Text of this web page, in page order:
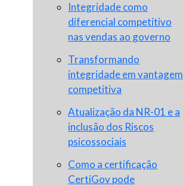
Integridade como
diferencial competitivo
nas vendas ao governo
Transformando
integridade em vantagem
competitiva
Atualização da NR-01 e a
inclusão dos Riscos
psicossociais
Como a certificação
CertiGov pode